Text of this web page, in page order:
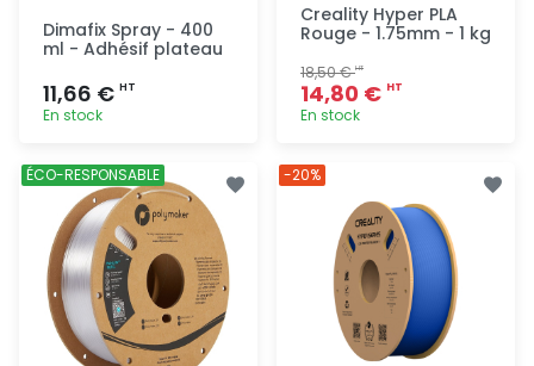
Dimafix Spray - 400
ml - Adhésif plateau
11,66 € HT
En stock
Ajout
rapide
Creality Hyper PLA
Rouge - 1.75mm - 1 kg
18,50 €HT
14,80 € HT
En stock
ÉCO-RESPONSABLE -20%